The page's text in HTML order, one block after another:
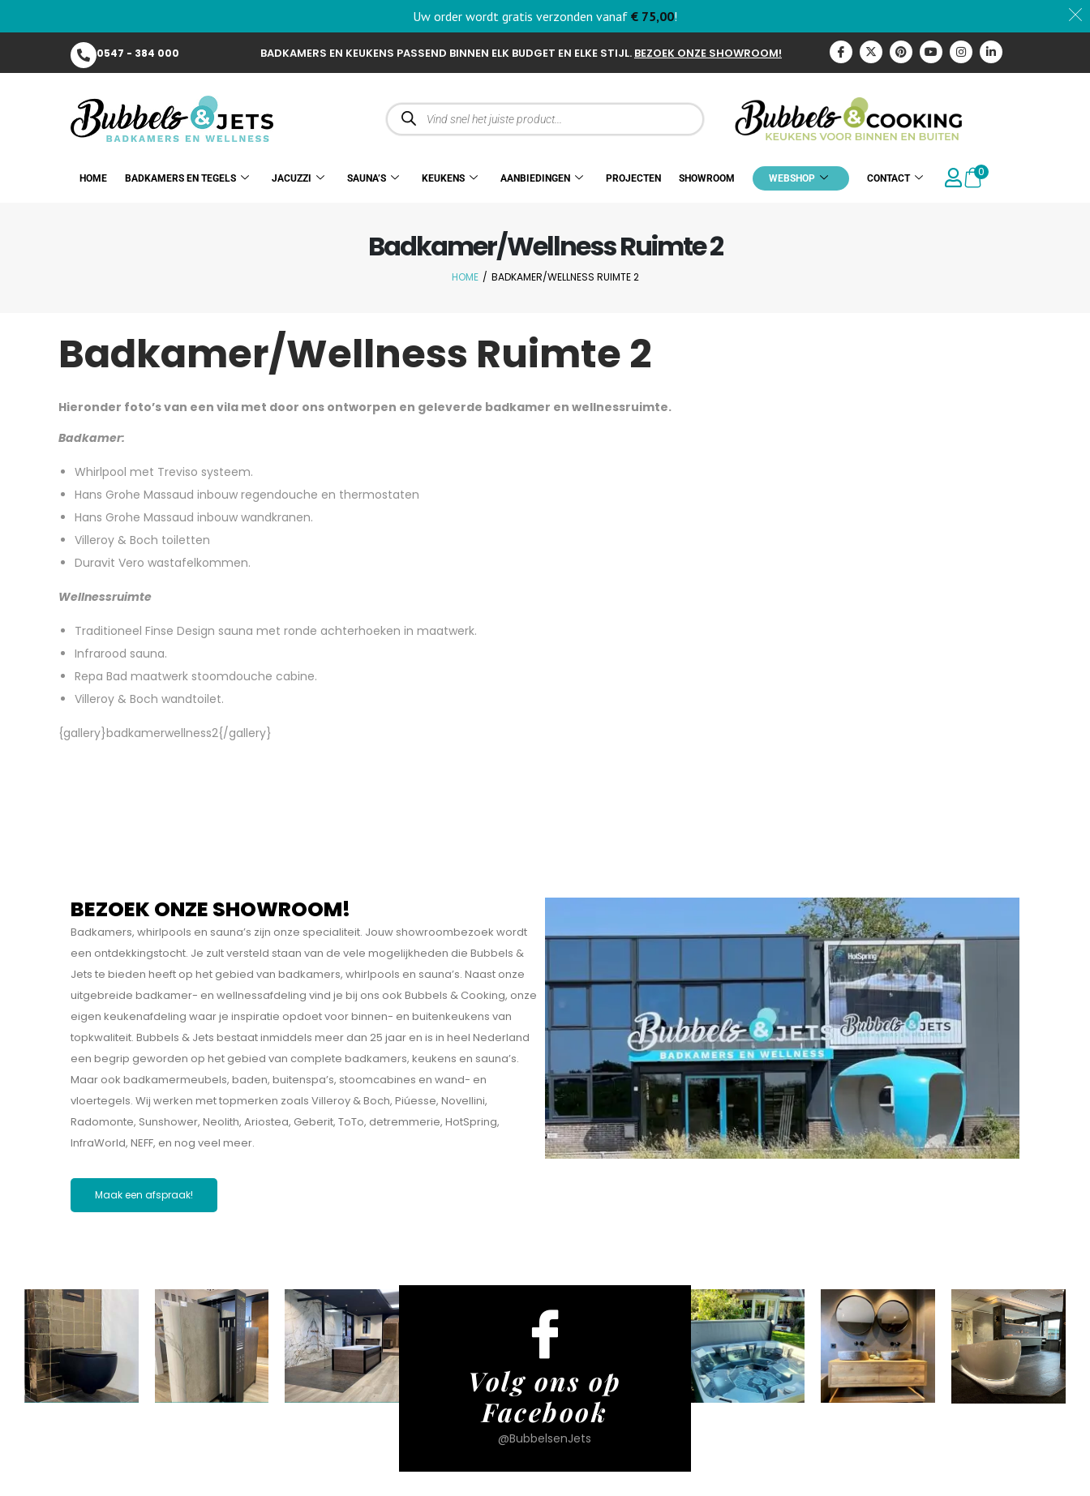
Uw order wordt gratis verzonden vanaf € 75,00!
0547 - 384 000 BADKAMERS EN KEUKENS PASSEND BINNEN ELK BUDGET EN ELKE STIJL. BEZOEK ONZE SHOWROOM!
HOME BADKAMERS EN TEGELS JACUZZI SAUNA’S KEUKENS AANBIEDINGEN PROJECTEN SHOWROOM WEBSHOP CONTACT 0
Badkamer/Wellness Ruimte 2
HOME / BADKAMER/WELLNESS RUIMTE 2
Badkamer/Wellness Ruimte 2
Hieronder foto’s van een vila met door ons ontworpen en geleverde badkamer en wellnessruimte.
Badkamer:
Whirlpool met Treviso systeem.
Hans Grohe Massaud inbouw regendouche en thermostaten
Hans Grohe Massaud inbouw wandkranen.
Villeroy & Boch toiletten
Duravit Vero wastafelkommen.
Wellnessruimte
Traditioneel Finse Design sauna met ronde achterhoeken in maatwerk.
Infrarood sauna.
Repa Bad maatwerk stoomdouche cabine.
Villeroy & Boch wandtoilet.
{gallery}badkamerwellness2{/gallery}
BEZOEK ONZE SHOWROOM!
Badkamers, whirlpools en sauna’s zijn onze specialiteit. Jouw showroombezoek wordt
een ontdekkings­tocht. Je zult versteld staan van de vele mogelijkheden die Bubbels &
Jets te bieden heeft op het gebied van badkamers, whirlpools en sauna’s. Naast onze
uitgebreide badkamer- en wellnessafdeling vind je bij ons ook Bubbels & Cooking, onze
eigen keukenafdeling waar je inspiratie opdoet voor binnen- en buitenkeukens van
topkwaliteit. Bubbels & Jets bestaat inmiddels meer dan 25 jaar en is in heel Nederland
een begrip geworden op het gebied van complete badkamers, keukens en sauna’s.
Maar ook badkamermeubels, baden, buitenspa’s, stoomcabines en wand- en
vloertegels. Wij werken met topmerken zoals Villeroy & Boch, Piúesse, Novellini,
Radomonte, Sunshower, Neolith, Ariostea, Geberit, ToTo, detremmerie, HotSpring,
InfraWorld, NEFF, en nog veel meer.
Maak een afspraak!
Volg ons op
Facebook
@BubbelsenJets